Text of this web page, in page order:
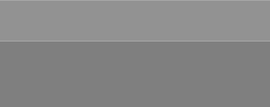
treści